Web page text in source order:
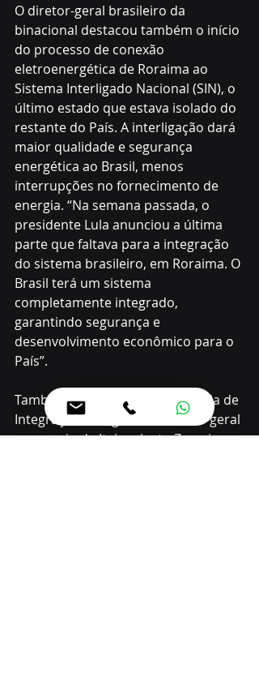
O diretor-geral brasileiro da
binacional destacou também o início
do processo de conexão
eletroenergética de Roraima ao
Sistema Interligado Nacional (SIN), o
último estado que estava isolado do
restante do País. A interligação dará
maior qualidade e segurança
energética ao Brasil, menos
interrupções no fornecimento de
energia. “Na semana passada, o
presidente Lula anunciou a última
parte que faltava para a integração
do sistema brasileiro, em Roraima. O
Brasil terá um sistema
completamente integrado,
garantindo segurança e
desenvolvimento econômico para o
País”.
Também participaram da Jornada de
Integração Energética o diretor-geral
paraguaio da Itaipu, Justo Zacarias